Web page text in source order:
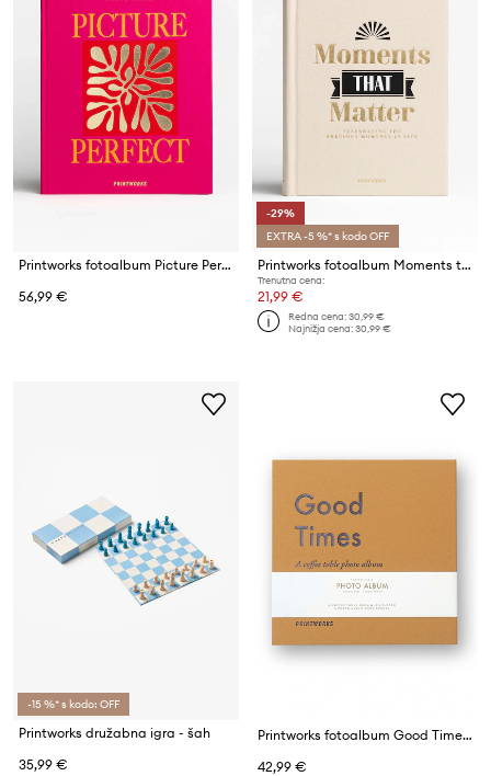
Printworks fotoalbum Picture Perfect
56,99 €
-29%
EXTRA -5 %* s kodo OFF
Printworks fotoalbum Moments that Matter
Trenutna cena:
21,99 €
Redna cena:30,99 €
Najnižja cena:30,99 €
-15 %* s kodo: OFF
Printworks družabna igra - šah
35,99 €
Printworks fotoalbum Good Times
42,99 €